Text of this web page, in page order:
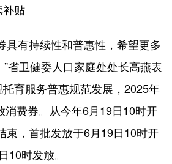
贴
有持续性和普惠性，希望更多
省卫健委人口家庭处处长高燕表
育服务普惠规范发展，2025年
消费券。从今年6月19日10时开
束，首批发放于6月19日10时开
10时发放。